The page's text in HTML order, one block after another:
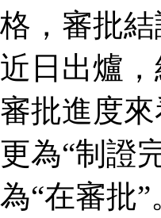
格，審批
近日出爐
審批進度
更為“制證
為“在審批